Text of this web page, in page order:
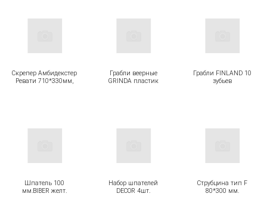
Скрепер Амбидекстер
Ревати 710*330мм,
Грабли веерные
GRINDA пластик
Грабли FINLAND 10
зубьев
Шпатель 100
мм.BIBER желт.
Набор шпателей
DECOR 4шт.
Струбцина тип F
80*300 мм.